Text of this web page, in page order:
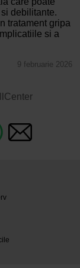
debilitante.
tratament gripa
si a
9 februarie 2026